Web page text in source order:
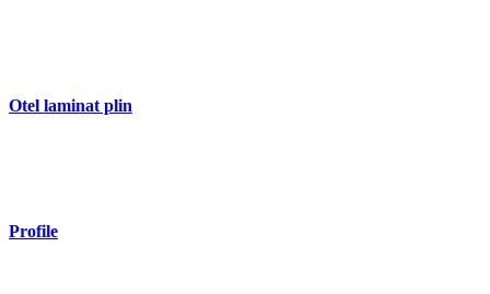
Otel laminat plin
Profile